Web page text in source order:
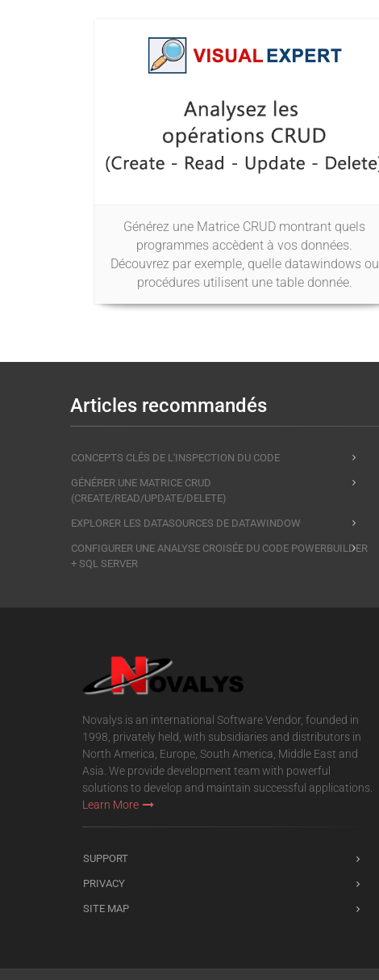
Générez une Matrice CRUD montrant quels
programmes accèdent à vos données.
Découvrez par exemple, quelle datawindows ou
procédures utilisent une table donnée.
Articles recommandés
CONCEPTS CLÉS DE L'INSPECTION DU CODE
GÉNÉRER UNE MATRICE CRUD
(CREATE/READ/UPDATE/DELETE)
EXPLORER LES DATASOURCES DE DATAWINDOW
CONFIGURER UNE ANALYSE CROISÉE DU CODE POWERBUILDER
+ SQL SERVER
Novalys is an international Software Vendor, founded in
1998, privately held, with subsidiaries and distributors in
North America, Europe, South America, Middle East and
Asia. We provide development team with powerful
solutions to develop and maintain successful applications.
Learn More
SUPPORT
PRIVACY
SITE MAP